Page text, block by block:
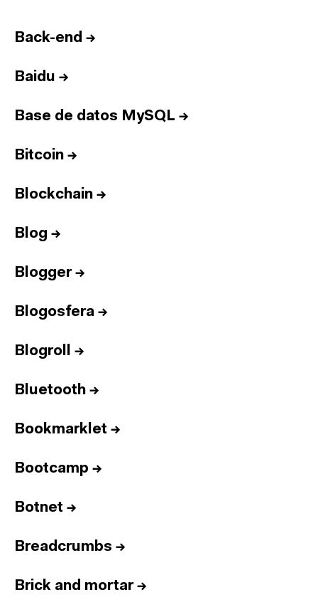
Back-end →
Baidu →
Base de datos MySQL →
Bitcoin →
Blockchain →
Blog →
Blogger→
Blogosfera →
Blogroll →
Bluetooth →
Bookmarklet →
Bootcamp →
Botnet →
Breadcrumbs →
Brick and mortar→